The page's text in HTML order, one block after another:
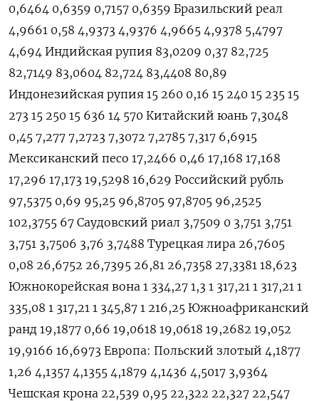
0,6464 0,6359 0,7157 0,6359 Бразильский реал
4,9661 0,58 4,9373 4,9376 4,9665 4,9378 5,4797
4,694 Индийская рупия 83,0209 0,37 82,725
82,7149 83,0604 82,724 83,4408 80,89
Индонезийская рупия 15 260 0,16 15 240 15 235 15
273 15 250 15 636 14 570 Китайский юань 7,3048
0,45 7,277 7,2723 7,3072 7,2785 7,317 6,6915
Мексиканский песо 17,2466 0,46 17,168 17,168
17,296 17,173 19,5298 16,629 Российский рубль
97,5375 0,69 95,25 96,8705 97,8705 96,2525
102,3755 67 Саудовский риал 3,7509 0 3,751 3,751
3,751 3,7506 3,76 3,7488 Турецкая лира 26,7605
0,08 26,6752 26,7395 26,81 26,7358 27,3381 18,623
Южнокорейская вона 1 334,27 1,3 1 317,21 1 317,21 1
335,08 1 317,21 1 345,87 1 216,25 Южноафриканский
ранд 19,1877 0,66 19,0618 19,0618 19,2682 19,052
19,9166 16,6973 Европа: Польский злотый 4,1877
1,26 4,1357 4,1355 4,1879 4,1436 4,5017 3,9364
Чешская крона 22,539 0,95 22,322 22,327 22,547